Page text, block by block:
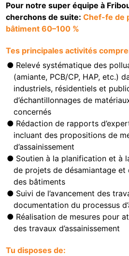
Pour notre super équipe à
cherchons de suite: Chef-fe de
bâtiment 60–100 %
Tes principales activités
Relevé systématique des
(amiante, PCB/CP, HAP, etc.)
industriels, résidentiels et
d’échantillonnages de
concernés
Rédaction de rapports
incluant des propositions de
d’assainissement
Soutien à la planification et à
de projets de désamiantage et
des bâtiments
Suivi de l’avancement des
documentation du processus
Réalisation de mesures pour
des travaux d’assainissement
Tu disposes de: